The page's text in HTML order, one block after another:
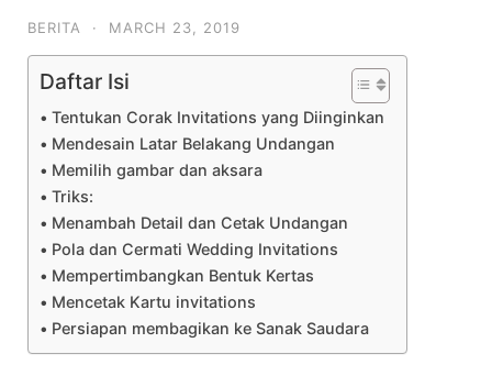
BERITA · MARCH 23, 2019
Daftar Isi
Tentukan Corak Invitations yang Diinginkan
Mendesain Latar Belakang Undangan
Memilih gambar dan aksara
Triks:
Menambah Detail dan Cetak Undangan
Pola dan Cermati Wedding Invitations
Mempertimbangkan Bentuk Kertas
Mencetak Kartu invitations
Persiapan membagikan ke Sanak Saudara